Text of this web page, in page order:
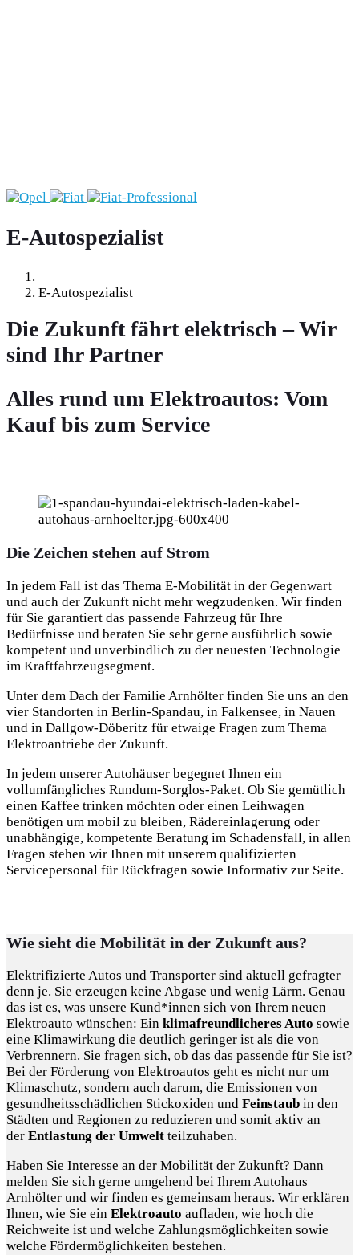
E-Autospezialist
E-Autospezialist
Die Zukunft fährt elektrisch – Wir
sind Ihr Partner
Alles rund um Elektroautos: Vom
Kauf bis zum Service
Die Zeichen stehen auf Strom
In jedem Fall ist das Thema E-Mobilität in der Gegenwart
und auch der Zukunft nicht mehr wegzudenken. Wir finden
für Sie garantiert das passende Fahrzeug für Ihre
Bedürfnisse und beraten Sie sehr gerne ausführlich sowie
kompetent und unverbindlich zu der neuesten Technologie
im Kraftfahrzeugsegment.
Unter dem Dach der Familie Arnhölter finden Sie uns an den
vier Standorten in Berlin-Spandau, in Falkensee, in Nauen
und in Dallgow-Döberitz für etwaige Fragen zum Thema
Elektroantriebe der Zukunft.
In jedem unserer Autohäuser begegnet Ihnen ein
vollumfängliches Rundum-Sorglos-Paket. Ob Sie gemütlich
einen Kaffee trinken möchten oder einen Leihwagen
benötigen um mobil zu bleiben, Rädereinlagerung oder
unabhängige, kompetente Beratung im Schadensfall, in allen
Fragen stehen wir Ihnen mit unserem qualifizierten
Servicepersonal für Rückfragen sowie Informativ zur Seite.
Wie sieht die Mobilität in der Zukunft aus?
Elektrifizierte Autos und Transporter sind aktuell gefragter
denn je. Sie erzeugen keine Abgase und wenig Lärm. Genau
das ist es, was unsere Kund*innen sich von Ihrem neuen
Elektroauto wünschen: Ein klimafreundlicheres Auto sowie
eine Klimawirkung die deutlich geringer ist als die von
Verbrennern. Sie fragen sich, ob das das passende für Sie ist?
Bei der Förderung von Elektroautos geht es nicht nur um
Klimaschutz, sondern auch darum, die Emissionen von
gesundheitsschädlichen Stickoxiden und Feinstaub in den
Städten und Regionen zu reduzieren und somit aktiv an
der Entlastung der Umwelt teilzuhaben.
Haben Sie Interesse an der Mobilität der Zukunft? Dann
melden Sie sich gerne umgehend bei Ihrem Autohaus
Arnhölter und wir finden es gemeinsam heraus. Wir erklären
Ihnen, wie Sie ein Elektroauto aufladen, wie hoch die
Reichweite ist und welche Zahlungsmöglichkeiten sowie
welche Fördermöglichkeiten bestehen.